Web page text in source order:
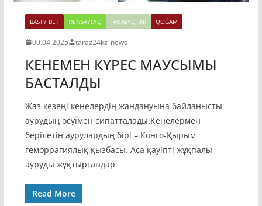
BASTY BET DENSAÝLYQ JAŃALYQTAR QOǴAM
09.04.2025 taraz24kz_news
КЕНЕМЕН КҮРЕС МАУСЫМЫ
БАСТАЛДЫ
Жаз кезеңі кенелердің жандануына байланысты
аурудың өсуімен сипатталады.Кенелермен
берілетін аурулардың бірі – Конго-Қырым
геморрагиялық қызбасы. Аса қауіпті жұқпалы
ауруды жұқтырғандар
Read More